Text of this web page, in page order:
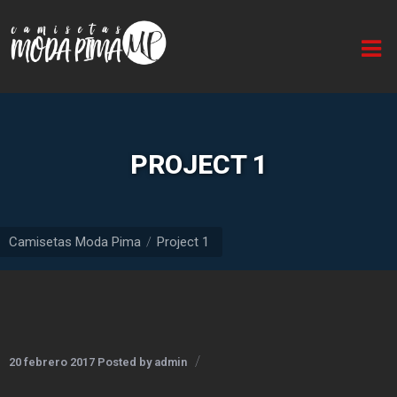
PROJECT 1
Camisetas Moda Pima Project 1
20 febrero 2017 Posted by admin
Inicio
Línea